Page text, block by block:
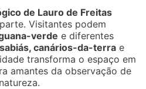
de Lauro de Freitas
Visitantes podem
verde e diferentes
sabiás, canários-da-terra e
transforma o espaço em
amantes da observação de